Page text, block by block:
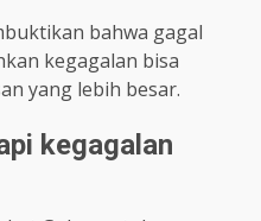
bahwa gagal
kegagalan bisa
yang lebih besar.
kegagalan